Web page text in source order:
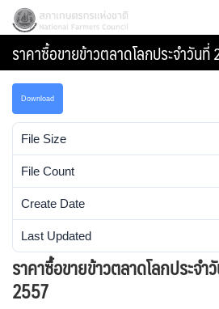
Skip
content
สภาเกษตรกรแห่งชาติ
ราคาซื้อขายข้าวตลาดโลกประจำวัน
Download
File Size
File Count
Create Date
Last Updated
ราคาซื้อขายข้าวตลาดโลกประจ
2557